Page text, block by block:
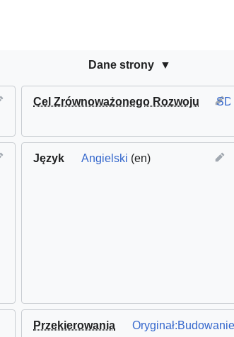
Dane strony
Cel Zrównoważonego Rozwoju
Język Angielski (en)
Przekierowania
Oryginał:Budowanie